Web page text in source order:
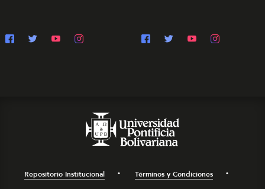
Repositorio Institucional Términos y Condiciones